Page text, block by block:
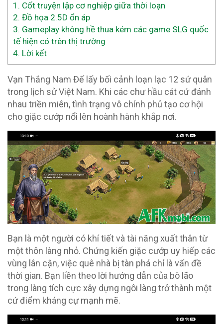
1. Cốt truyện lập cơ nghiệp giữa thời loạn
2. Đồ họa 2.5D ổn áp
3. Gameplay không hề thua kém các game SLG quốc
tế hiện có trên thị trường
4. Lời kết
Vạn Thắng Nam Đế lấy bối cảnh loạn lạc 12 sứ quân
trong lịch sử Việt Nam. Khi các chư hầu cát cứ đánh
nhau triền miên, tình trạng vô chính phủ tạo cơ hội
cho giặc cướp nổi lên hoành hành khắp nơi.
Bạn là một người có khí tiết và tài năng xuất thân từ
một thôn làng nhỏ. Chứng kiến giặc cướp uy hiếp các
vùng lân cận, việc quê nhà bị tàn phá chỉ là vấn đề
thời gian. Bạn liền theo lời hướng dẫn của bô lão
trong làng tích cực xây dựng ngôi làng trở thành một
cứ điểm kháng cự mạnh mẽ.